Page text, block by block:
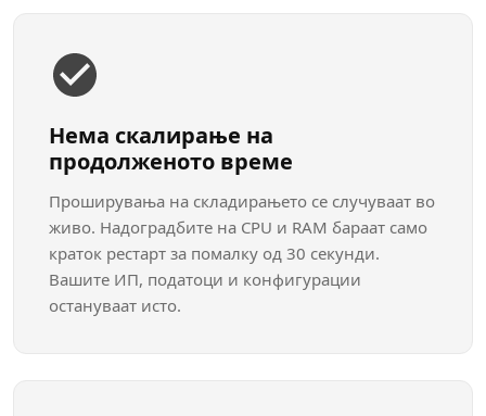
Нема скалирање на
продолженото време
Проширувања на складирањето се случуваат во
живо. Надоградбите на CPU и RAM бараат само
краток рестарт за помалку од 30 секунди.
Вашите ИП, податоци и конфигурации
остануваат исто.